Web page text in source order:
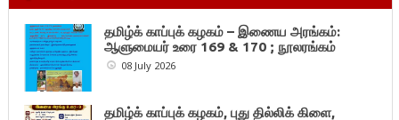
தமிழ்க் காப்புக் கழகம் – இணைய அரங்கம்:
ஆளுமையர் உரை 169 & 170 ; நூலரங்கம்
08 July 2026
தமிழ்க் காப்புக் கழகம், புது தில்லிக் கிளை,